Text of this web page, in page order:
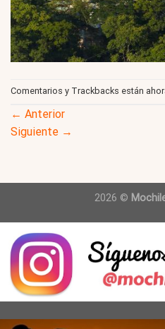
Comentarios y Trackbacks están
← Anterior
Siguiente →
2026 ©